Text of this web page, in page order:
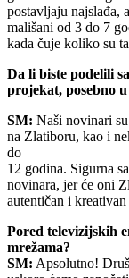
postavljaju najslađa,
mališani od 3 do 7
kada čuje koliko su
Da li biste podelili
projekat, posebno
SM: Naši novinari
na Zlatiboru, kao i
do
12 godina. Sigurna
novinara, jer će oni
autentičan i kreativan
Pored televizijskih
mrežama?
SM: Apsolutno!